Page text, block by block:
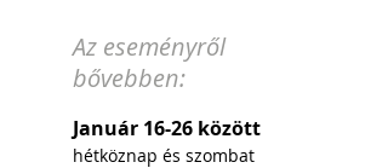
Az eseményről
bővebben:
Január 16-26 között
hétköznap és szombat